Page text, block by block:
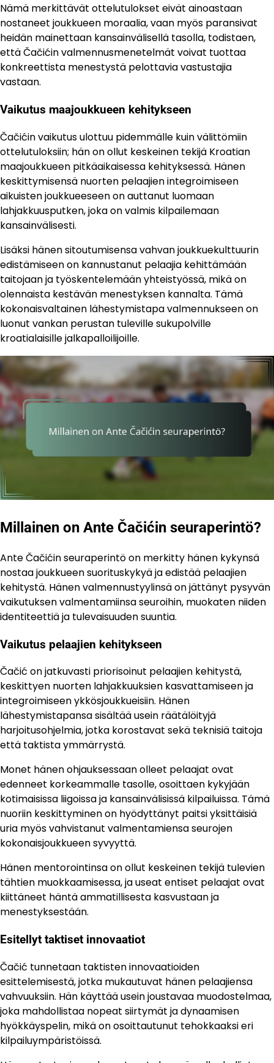
Nämä merkittävät ottelutulokset eivät ainoastaan
nostaneet joukkueen moraalia, vaan myös paransivat
heidän mainettaan kansainvälisellä tasolla, todistaen,
että Čačićin valmennusmenetelmät voivat tuottaa
konkreettista menestystä pelottavia vastustajia
vastaan.
Vaikutus maajoukkueen kehitykseen
Čačićin vaikutus ulottuu pidemmälle kuin välittömiin
ottelutuloksiin; hän on ollut keskeinen tekijä Kroatian
maajoukkueen pitkäaikaisessa kehityksessä. Hänen
keskittymisensä nuorten pelaajien integroimiseen
aikuisten joukkueeseen on auttanut luomaan
lahjakkuusputken, joka on valmis kilpailemaan
kansainvälisesti.
Lisäksi hänen sitoutumisensa vahvan joukkuekulttuurin
edistämiseen on kannustanut pelaajia kehittämään
taitojaan ja työskentelemään yhteistyössä, mikä on
olennaista kestävän menestyksen kannalta. Tämä
kokonaisvaltainen lähestymistapa valmennukseen on
luonut vankan perustan tuleville sukupolville
kroatialaisille jalkapalloilijoille.
Millainen on Ante Čačićin seuraperintö?
Ante Čačićin seuraperintö on merkitty hänen kykynsä
nostaa joukkueen suorituskykyä ja edistää pelaajien
kehitystä. Hänen valmennustyylinsä on jättänyt pysyvän
vaikutuksen valmentamiinsa seuroihin, muokaten niiden
identiteettiä ja tulevaisuuden suuntia.
Vaikutus pelaajien kehitykseen
Čačić on jatkuvasti priorisoinut pelaajien kehitystä,
keskittyen nuorten lahjakkuuksien kasvattamiseen ja
integroimiseen ykkösjoukkueisiin. Hänen
lähestymistapansa sisältää usein räätälöityjä
harjoitusohjelmia, jotka korostavat sekä teknisiä taitoja
että taktista ymmärrystä.
Monet hänen ohjauksessaan olleet pelaajat ovat
edenneet korkeammalle tasolle, osoittaen kykyjään
kotimaisissa liigoissa ja kansainvälisissä kilpailuissa. Tämä
nuoriin keskittyminen on hyödyttänyt paitsi yksittäisiä
uria myös vahvistanut valmentamiensa seurojen
kokonaisjoukkueen syvyyttä.
Hänen mentorointinsa on ollut keskeinen tekijä tulevien
tähtien muokkaamisessa, ja useat entiset pelaajat ovat
kiittäneet häntä ammatillisesta kasvustaan ja
menestyksestään.
Esitellyt taktiset innovaatiot
Čačić tunnetaan taktisten innovaatioiden
esittelemisestä, jotka mukautuvat hänen pelaajiensa
vahvuuksiin. Hän käyttää usein joustavaa muodostelmaa,
joka mahdollistaa nopeat siirtymät ja dynaamisen
hyökkäyspelin, mikä on osoittautunut tehokkaaksi eri
kilpailuympäristöissä.